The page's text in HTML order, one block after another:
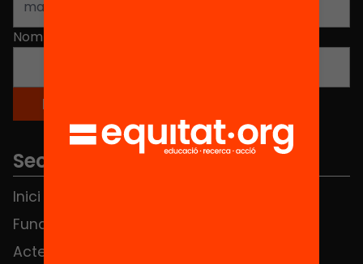
Nom
Seccions
Inici
Fundació
Actes